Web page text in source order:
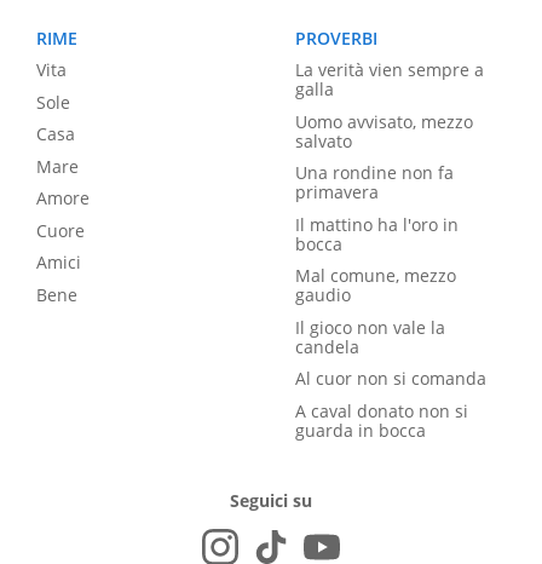
RIME
Vita
Sole
Casa
Mare
Amore
Cuore
Amici
Bene
PROVERBI
La verità vien sempre a
galla
Uomo avvisato, mezzo
salvato
Una rondine non fa
primavera
Il mattino ha l'oro in
bocca
Mal comune, mezzo
gaudio
Il gioco non vale la
candela
Al cuor non si comanda
A caval donato non si
guarda in bocca
Seguici su